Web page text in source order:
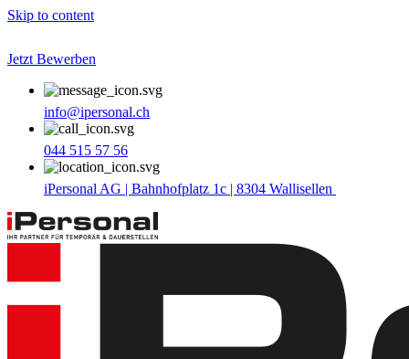
Skip to content
Jetzt Bewerben
info@ipersonal.ch
044 515 57 56
iPersonal AG | Bahnhofplatz 1c | 8304 Wallisellen